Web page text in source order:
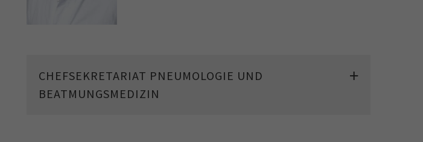
CHEFSEKRETARIAT PNEUMOLOGIE UND
BEATMUNGSMEDIZIN